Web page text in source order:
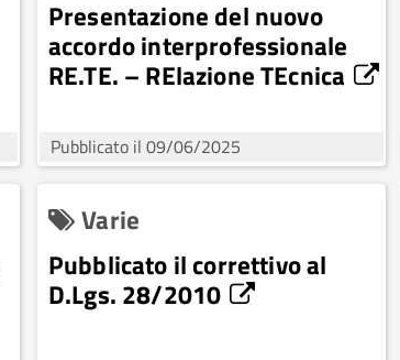
Presentazione del nuovo
accordo interprofessionale
RE.TE. – RElazione TEcnica
Pubblicato il 09/06/2025
Varie
Pubblicato il correttivo al
D.Lgs. 28/2010